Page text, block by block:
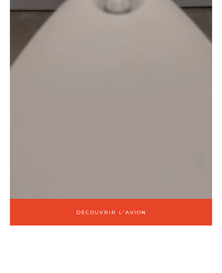
DÉCOUVRIR L'AVION